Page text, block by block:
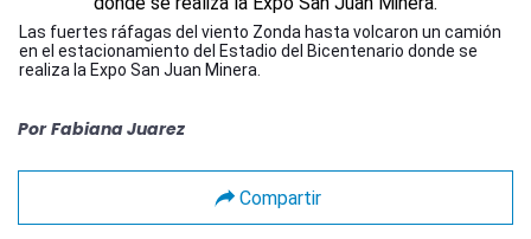
Las fuertes ráfagas del viento Zonda hasta volcaron un camión
en el estacionamiento del Estadio del Bicentenario donde se
realiza la Expo San Juan Minera.
Por Fabiana Juarez
Compartir